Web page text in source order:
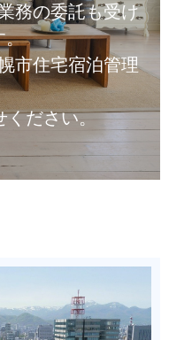
務の委託も受け
。
市住宅宿泊管理
ください。